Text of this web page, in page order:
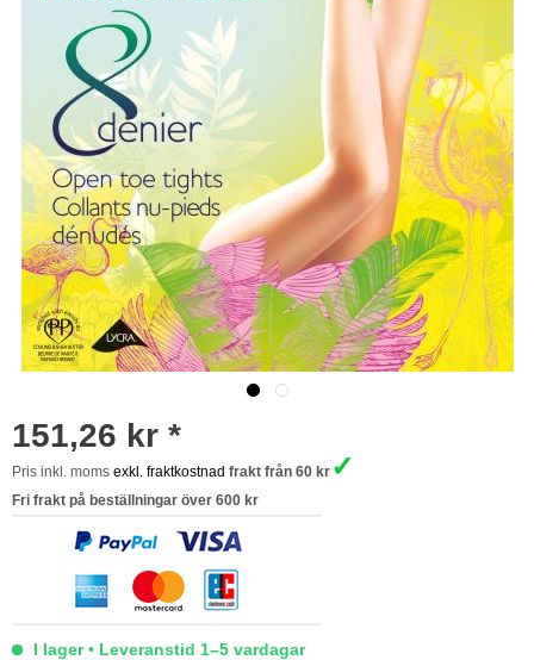
151,26 kr *
Pris inkl. moms exkl. fraktkostnad frakt från 60 kr ✓
Fri frakt på beställningar över 600 kr
I lager • Leveranstid 1–5 vardagar